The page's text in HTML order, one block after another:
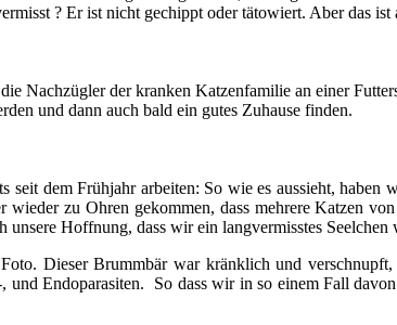
? Er ist nicht gechippt oder tätowiert. Aber das
Nachzügler der kranken Katzenfamilie an einer
und dann auch bald ein gutes Zuhause finden.
dem Frühjahr arbeiten: So wie es aussieht,
zu Ohren gekommen, dass mehrere Katzen
unsere Hoffnung, dass wir ein langvermisstes
Dieser Brummbär war kränklich und
Endoparasiten. So dass wir in so einem Fall